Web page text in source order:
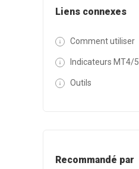
Liens connexes
Comment utiliser
Indicateurs MT4/5
Outils
Recommandé par